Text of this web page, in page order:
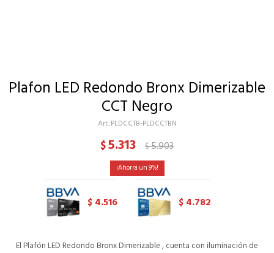
Plafon LED Redondo Bronx Dimerizable
CCT Negro
PLDCCTB-PLDCCTBN
$5.313 $5.903
9
$ 4.516 $ 4.782
El Plafón LED Redondo Bronx Dimerizable , cuenta con iluminación de